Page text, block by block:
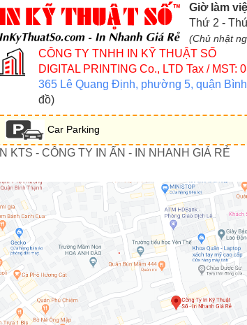
Giờ làm
Thứ 2 -
(Chủ nhật
CÔNG TY TNHH IN KỸ THUẬT SỐ
DIGITAL PRINTING Co., LTD Tax / MST:
365 Lê Quang Định, phường 5, quận
đồ)
Car Parking
IN KTS - CÔNG TY IN ẤN - IN NHANH GIÁ RẺ